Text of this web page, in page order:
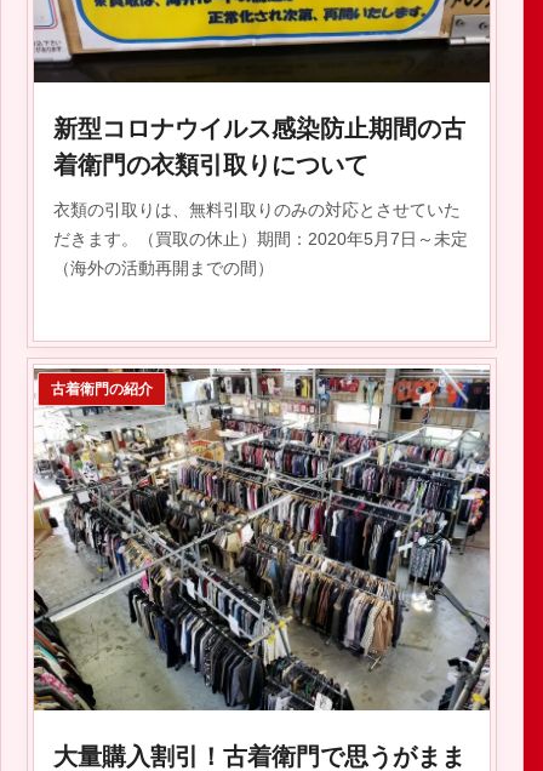
2023.11.12
新型コロナウイルス感染防止期間の古
着衛門の衣類引取りについて
衣類の引取りは、無料引取りのみの対応とさせていた
だきます。（買取の休止）期間：2020年5月7日～未定
（海外の活動再開までの間）
2020.05.06
古着衛門の紹介
大量購入割引！古着衛門で思うがまま